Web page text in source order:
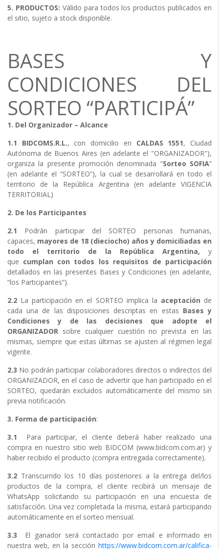
5. PRODUCTOS: Válido para todos los productos publicados en
el sitio, sujeto a stock disponible.
BASES Y
CONDICIONES DEL
SORTEO “PARTICIPÁ”
1. Del Organizador – Alcance
1.1
BIDCOMS.R.L., con domicilio en CALDAS 1551, Ciudad
Autónoma de Buenos Aires (en adelante el "ORGANIZADOR"),
organiza la presente promoción denominada “Sorteo SOFIA”
(en adelante el “SORTEO”), la cual se desarrollará en todo el
territorio de la República Argentina (en adelante VIGENCIA
TERRITORIAL)
2. De los Participantes
2.1 Podrán participar del SORTEO personas humanas,
capaces, mayores de 18 (dieciocho) años y domiciliadas en
todo el territorio de la República Argentina, y
que cumplan con todos los requisitos de participación
detallados en las presentes Bases y Condiciones (en adelante,
“los Participantes”).
2.2 La participación en el SORTEO implica la aceptación de
cada una de las disposiciones descriptas en estas Bases y
Condiciones y de las decisiones que adopte el
ORGANIZADOR sobre cualquier cuestión no prevista en las
mismas, siempre que estas últimas se ajusten al régimen legal
vigente.
2.3 No podrán participar colaboradores directos o indirectos del
ORGANIZADOR, en el caso de advertir que han participado en el
SORTEO, quedarán excluidos automáticamente del mismo sin
previa notificación.
3. Forma de participación:
3.1
Para participar, el cliente deberá haber realizado una
compra en nuestro sitio web BIDCOM (www.bidcom.com.ar) y
haber recibido el producto (compra entregada correctamente).
3.2 Transcurrido los 10 días posteriores a la entrega del/los
productos de la compra, el cliente recibirá un mensaje de
WhatsApp solicitando su participación en una encuesta de
satisfacción. Una vez completada la misma, estará participando
automáticamente en el sorteo mensual.
3.3 El ganador será contactado por email e informado en
nuestra web, en la sección https://www.bidcom.com.ar/califica-